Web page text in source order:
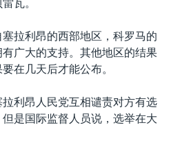
瓦。
拉利昂的西部地区，科罗马的
广大的支持。其他地区的结果
在几天后才能公布。
利昂人民党互相谴责对方有选
是国际监督人员说，选举在大